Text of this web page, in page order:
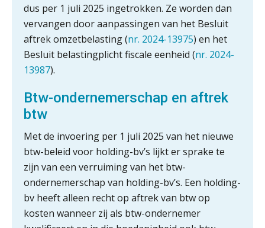
dus per 1 juli 2025 ingetrokken. Ze worden dan
vervangen door aanpassingen van het Besluit
aftrek omzetbelasting (nr. 2024-13975) en het
Besluit belastingplicht fiscale eenheid (nr. 2024-
13987).
Btw-ondernemerschap en aftrek
btw
Met de invoering per 1 juli 2025 van het nieuwe
btw-beleid voor holding-bv’s lijkt er sprake te
zijn van een verruiming van het btw-
ondernemerschap van holding-bv’s. Een holding-
bv heeft alleen recht op aftrek van btw op
kosten wanneer zij als btw-ondernemer